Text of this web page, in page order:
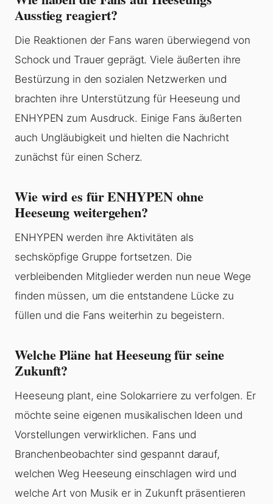
Ausstieg reagiert?
Die Reaktionen der Fans waren überwiegend von
Schock und Trauer geprägt. Viele äußerten ihre
Bestürzung in den sozialen Netzwerken und
brachten ihre Unterstützung für Heeseung und
ENHYPEN zum Ausdruck. Einige Fans äußerten
auch Ungläubigkeit und hielten die Nachricht
zunächst für einen Scherz.
Wie wird es für ENHYPEN ohne
Heeseung weitergehen?
ENHYPEN werden ihre Aktivitäten als
sechsköpfige Gruppe fortsetzen. Die
verbleibenden Mitglieder werden nun neue Wege
finden müssen, um die entstandene Lücke zu
füllen und die Fans weiterhin zu begeistern.
Welche Pläne hat Heeseung für seine
Zukunft?
Heeseung plant, eine Solokarriere zu verfolgen. Er
möchte seine eigenen musikalischen Ideen und
Vorstellungen verwirklichen. Fans und
Branchenbeobachter sind gespannt darauf,
welchen Weg Heeseung einschlagen wird und
welche Art von Musik er in Zukunft präsentieren